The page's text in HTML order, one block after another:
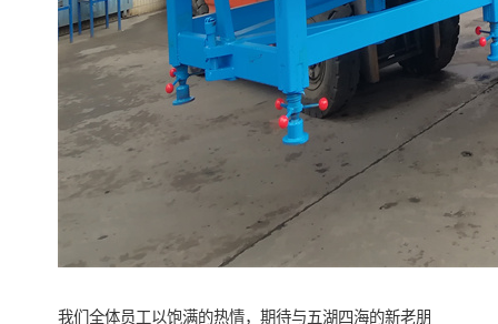
我们全体员工以饱满的热情，期待与五湖四海的新老朋